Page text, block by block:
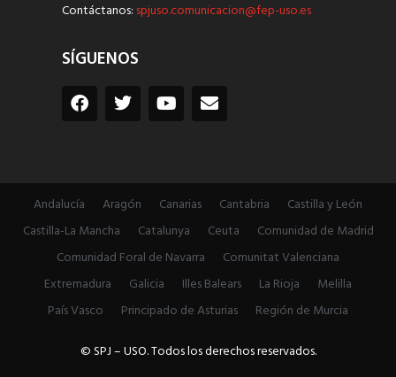
Contáctanos: spjuso.comunicacion@fep-uso.es
SÍGUENOS
Andalucía Aragón Canarias Cantabria
Castilla y León
Castilla-La Mancha
Catalunya Ceuta
Comunidad de Madrid
Comunidad Foral de Navarra
Comunitat Valenciana
Extremadura
Galicia Illes Balears La Rioja
Melilla
País Vasco
Principado de Asturias
Región de Murcia
© SPJ – USO. Todos los derechos reservados.